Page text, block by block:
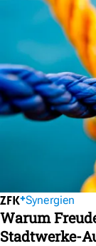
Synergien
Warum
Stadtwerke-